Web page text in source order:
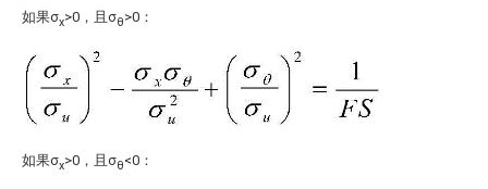
如果σx>0，且σθ>0：
如果σx>0，且σθ<0：